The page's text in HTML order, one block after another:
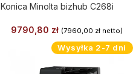
Konica Minolta bizhub C268i
9790,80 zł (7960,00 zł netto)
Wysyłka 2-7 dni